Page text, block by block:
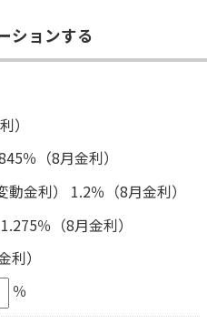
ションする
）
％（8月金利）
金利） 1.2％（8月金利）
％（8月金利）
）
％